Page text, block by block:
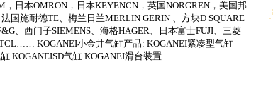
日本OMRON，日本KEYENCN，英国NORGREN，美国邦
国施耐德TE、梅兰日兰MERLIN GERIN 、方块D SQUARE
、西门子SIEMENS、海格HAGER、日本富士FUJI、三菱
KOGANEI小金井气缸产品: KOGANEI紧凑型气缸
KOGANEISD气缸 KOGANEI滑台装置